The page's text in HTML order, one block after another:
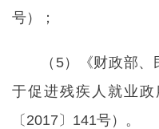
号）；
（5）《财政部
于促进残疾人就业
〔2017〕141号）。